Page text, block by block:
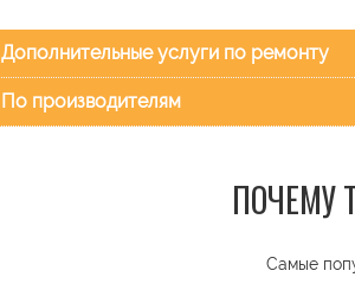
Дополнительные услуги по ремонту
По производителям
ПОЧЕМУ
Самые